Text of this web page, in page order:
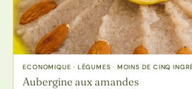
ECONOMIQUE · LÉGUMES · MOINS DE CINQ
Aubergine aux amandes